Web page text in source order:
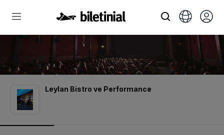
Leylan Bistro ve Performance